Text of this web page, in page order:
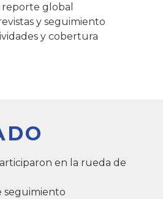
global
y seguimiento
y cobertura
en la rueda de
seguimiento